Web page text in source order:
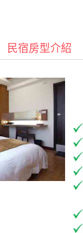
民宿房型介紹